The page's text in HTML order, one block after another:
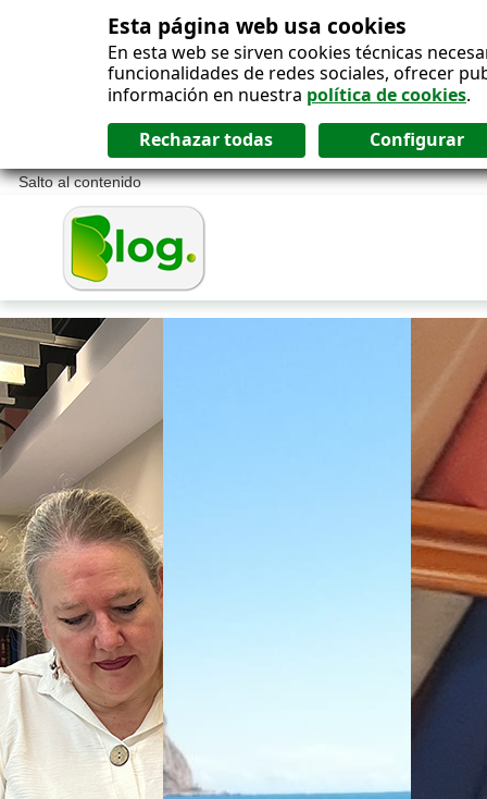
Esta página web usa cookies
En esta web se sirven cookies técnicas
funcionalidades de redes sociales, ofrecer
información en nuestra política de cookies.
Salto al contenido
Blog ONCE -